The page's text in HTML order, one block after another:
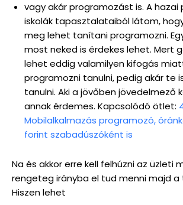
vagy akár programozást is. A hazai
iskolák tapasztalataiból látom,
meg lehet tanítani programozni.
most neked is érdekes lehet. Mert
lehet eddig valamilyen kifogás
programozni tanulni, pedig akár te
tanulni. Aki a jövőben jövedelmező
annak érdemes. Kapcsolódó ötlet:
Mobilalkalmazás programozó,
forint szabadúszóként is
Na és akkor erre kell felhúzni az üzleti
rengeteg irányba el tud menni majd
Hiszen lehet